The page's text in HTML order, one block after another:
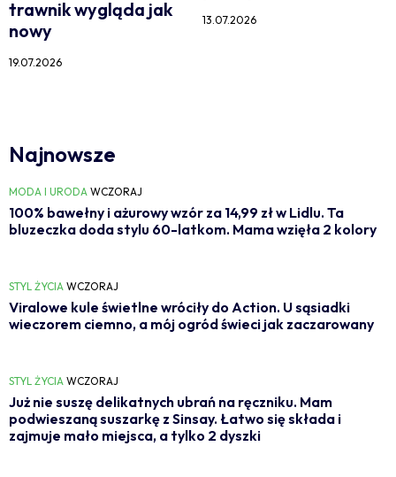
trawnik wygląda jak
nowy
19.07.2026
13.07.2026
Najnowsze
MODA I URODA WCZORAJ
100% bawełny i ażurowy wzór za 14,99 zł w Lidlu. Ta
bluzeczka doda stylu 60-latkom. Mama wzięła 2 kolory
STYL ŻYCIA WCZORAJ
Viralowe kule świetlne wróciły do Action. U sąsiadki
wieczorem ciemno, a mój ogród świeci jak zaczarowany
STYL ŻYCIA WCZORAJ
Już nie suszę delikatnych ubrań na ręczniku. Mam
podwieszaną suszarkę z Sinsay. Łatwo się składa i
zajmuje mało miejsca, a tylko 2 dyszki